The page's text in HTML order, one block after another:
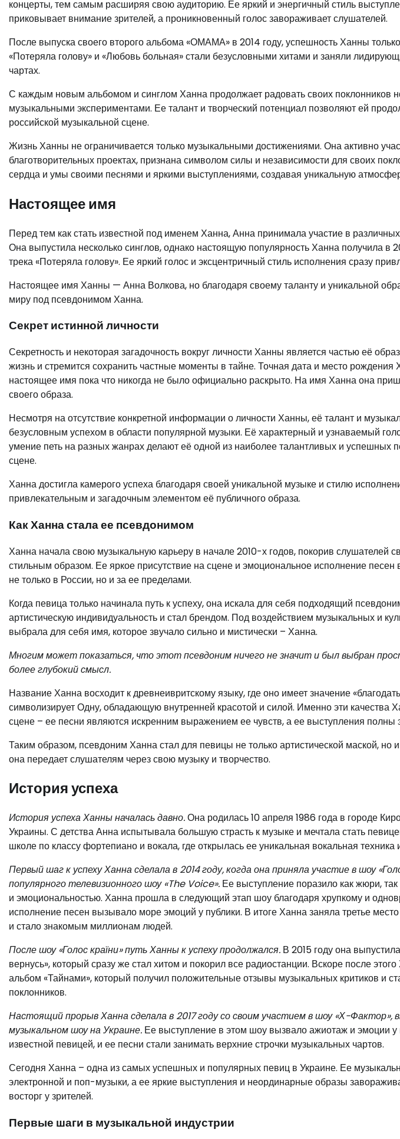
концерты, тем самым расширяя свою аудиторию. Ее яркий и энергичный стиль
приковывает внимание зрителей, а проникновенный голос завораживает слушателей.
После выпуска своего второго альбома «ОМАМА» в 2014 году, успешность Ханны
«Потеряла голову» и «Любовь больная» стали безусловными хитами и заняли
чартах.
С каждым новым альбомом и синглом Ханна продолжает радовать своих поклонников
музыкальными экспериментами. Ее талант и творческий потенциал позволяют ей
российской музыкальной сцене.
Жизнь Ханны не ограничивается только музыкальными достижениями. Она активно
благотворительных проектах, признана символом силы и независимости для своих
сердца и умы своими песнями и яркими выступлениями, создавая уникальную
Настоящее имя
Перед тем как стать известной под именем Ханна, Анна принимала участие в
Она выпустила несколько синглов, однако настоящую популярность Ханна получила в
трека «Потеряла голову». Ее яркий голос и эксцентричный стиль исполнения сразу
Настоящее имя Ханны — Анна Волкова, но благодаря своему таланту и уникальной
миру под псевдонимом Ханна.
Секрет истинной личности
Секретность и некоторая загадочность вокруг личности Ханны является частью её
жизнь и стремится сохранить частные моменты в тайне. Точная дата и место
настоящее имя пока что никогда не было официально раскрыто. На имя Ханна она
своего образа.
Несмотря на отсутствие конкретной информации о личности Ханны, её талант и
безусловным успехом в области популярной музыки. Её характерный и узнаваемый
умение петь на разных жанрах делают её одной из наиболее талантливых и успешных
сцене.
Ханна достигла камерого успеха благодаря своей уникальной музыке и стилю
привлекательным и загадочным элементом её публичного образа.
Как Ханна стала ее псевдонимом
Ханна начала свою музыкальную карьеру в начале 2010-х годов, покорив слушателей
стильным образом. Ее яркое присутствие на сцене и эмоциональное исполнение песен
не только в России, но и за ее пределами.
Когда певица только начинала путь к успеху, она искала для себя подходящий
артистическую индивидуальность и стал брендом. Под воздействием музыкальных и
выбрала для себя имя, которое звучало сильно и мистически – Ханна.
Многим может показаться, что этот псевдоним ничего не значит и был выбран
более глубокий смысл.
Название Ханна восходит к древнеивритскому языку, где оно имеет значение
символизирует Одну, обладающую внутренней красотой и силой. Именно эти качества
сцене – ее песни являются искренним выражением ее чувств, а ее выступления полны
Таким образом, псевдоним Ханна стал для певицы не только артистической маской, но
она передает слушателям через свою музыку и творчество.
История успеха
История успеха Ханны началась давно.Она родилась 10 апреля 1986 года в городе
Украины. С детства Анна испытывала большую страсть к музыке и мечтала стать
школе по классу фортепиано и вокала, где открылась ее уникальная вокальная
Первый шаг к успеху Ханна сделала в 2014 году, когда она приняла участие в шоу
популярного телевизионного шоу «The Voice». Ее выступление поразило как жюри,
и эмоциональностью. Ханна прошла в следующий этап шоу благодаря хрупкому и
исполнение песен вызывало море эмоций у публики. В итоге Ханна заняла третье
и стало знакомым миллионам людей.
После шоу «Голос країни» путь Ханны к успеху продолжался. В 2015 году она
вернусь», который сразу же стал хитом и покорил все радиостанции. Вскоре после
альбом «Тайнами», который получил положительные отзывы музыкальных критиков и
поклонников.
Настоящий прорыв Ханна сделала в 2017 году со своим участием в шоу «Х-Фактор»,
музыкальном шоу на Украине. Ее выступление в этом шоу вызвало ажиотаж и эмоции
известной певицей, и ее песни стали занимать верхние строчки музыкальных чартов.
Сегодня Ханна – одна из самых успешных и популярных певиц в Украине. Ее
электронной и поп-музыки, а ее яркие выступления и неординарные образы
восторг у зрителей.
Первые шаги в музыкальной индустрии